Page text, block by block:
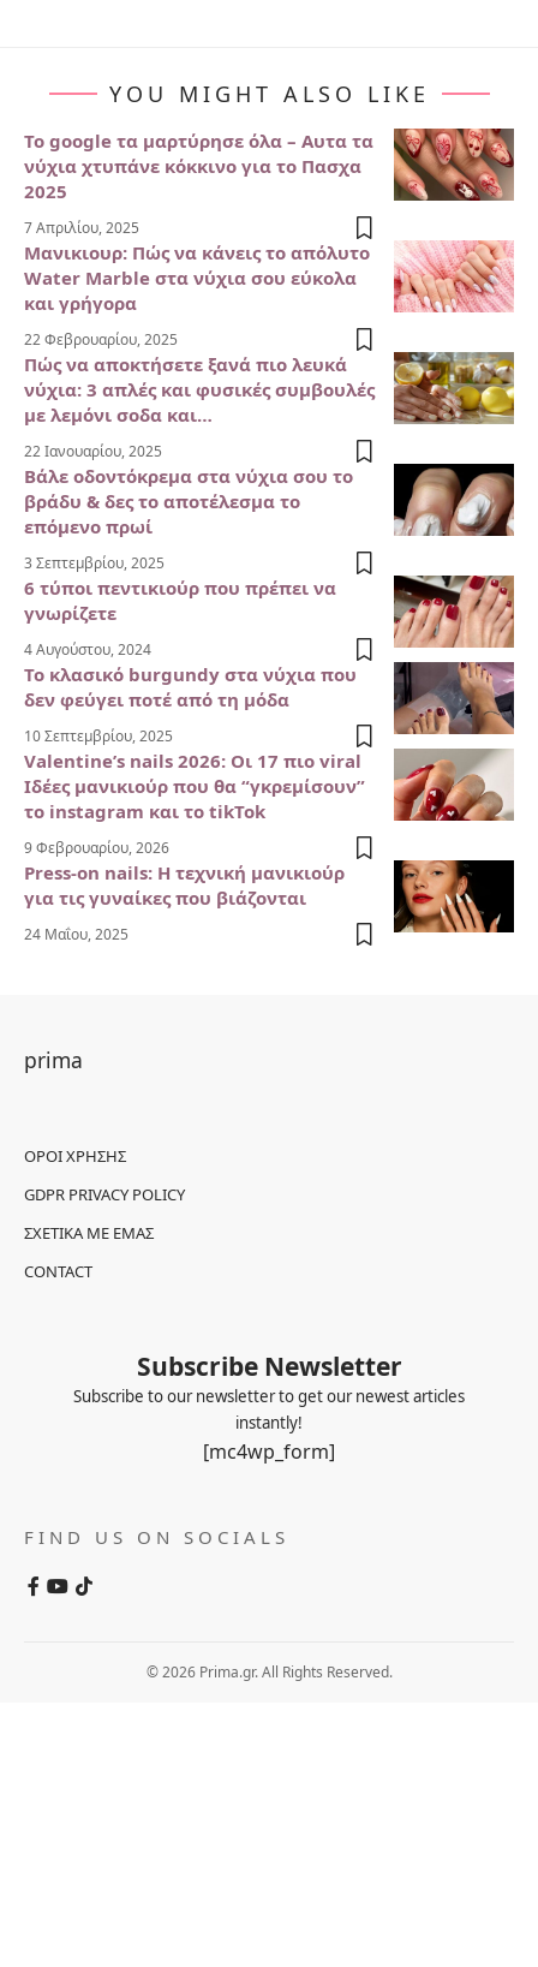
YOU MIGHT ALSO LIKE
Το google τα μαρτύρησε όλα – Αυτα τα
νύχια χτυπάνε κόκκινο για το Πασχα
2025
7 Απριλίου, 2025
Μανικιουρ: Πώς να κάνεις το απόλυτο
Water Marble στα νύχια σου εύκολα
και γρήγορα
22 Φεβρουαρίου, 2025
Πώς να αποκτήσετε ξανά πιο λευκά
νύχια: 3 απλές και φυσικές συμβουλές
με λεμόνι σοδα και…
22 Ιανουαρίου, 2025
Βάλε οδοντόκρεμα στα νύχια σου το
βράδυ & δες το αποτέλεσμα το
επόμενο πρωί
3 Σεπτεμβρίου, 2025
6 τύποι πεντικιούρ που πρέπει να
γνωρίζετε
4 Αυγούστου, 2024
Το κλασικό burgundy στα νύχια που
δεν φεύγει ποτέ από τη μόδα
10 Σεπτεμβρίου, 2025
Valentine’s nails 2026: Οι 17 πιο viral
Ιδέες μανικιούρ που θα “γκρεμίσουν”
το instagram και το tikTok
9 Φεβρουαρίου, 2026
Press-on nails: Η τεχνική μανικιούρ
για τις γυναίκες που βιάζονται
24 Μαΐου, 2025
prima
ΌΡΟΙ ΧΡΉΣΗΣ
GDPR PRIVACY POLICY
ΣΧΕΤΙΚΆ ΜΕ ΕΜΆΣ
CONTACT
Subscribe Newsletter
Subscribe to our newsletter to get our newest articles
instantly!
[mc4wp_form]
FIND US ON SOCIALS
© 2026 Prima.gr. All Rights Reserved.